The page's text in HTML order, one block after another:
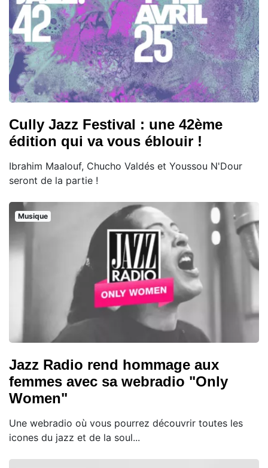
Cully Jazz Festival : une 42ème
édition qui va vous éblouir !
Ibrahim Maalouf, Chucho Valdés et Youssou N'Dour
seront de la partie !
Musique
Jazz Radio rend hommage aux
femmes avec sa webradio "Only
Women"
Une webradio où vous pourrez découvrir toutes les
icones du jazz et de la soul...